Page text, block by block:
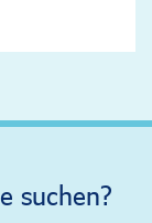
suchen?